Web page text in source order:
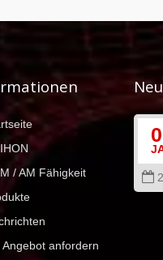
/ AM Fähigkeit
Angebot anfordern
2020
nicht nur
in einer
an,
wie der
Parts Show